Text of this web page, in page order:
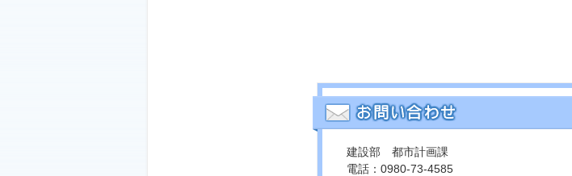
建設部 都市計画課
電話：0980-73-4585